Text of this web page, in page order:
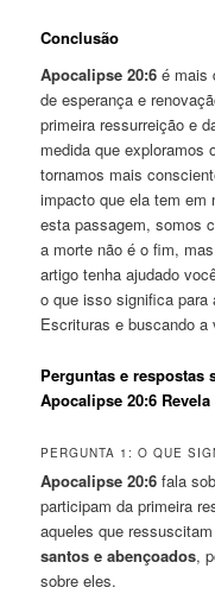
Conclusão
Apocalipse 20:6 é mais
de esperança e
primeira ressurreição e
medida que exploramos
tornamos mais
impacto que ela tem em
esta passagem, somos
a morte não é o fim,
artigo tenha ajudado
o que isso significa para
Escrituras e buscando a
Perguntas e respostas
Apocalipse 20:6
PERGUNTA 1: O QUE
Apocalipse 20:6 fala
participam da primeira
aqueles que
santos e abençoados,
sobre eles.